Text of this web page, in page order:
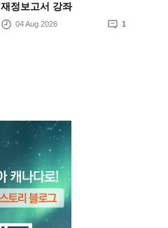
재정보고서 강좌
04 Aug 2026 1